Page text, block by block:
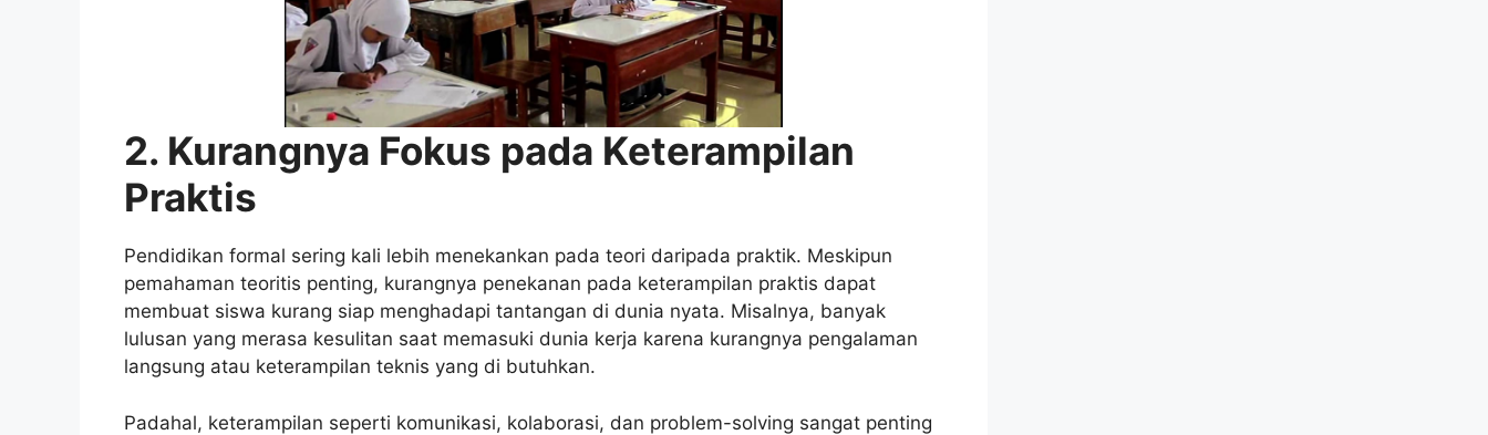
2. Kurangnya Fokus pada Keterampilan
Praktis
Pendidikan formal sering kali lebih menekankan pada teori daripada praktik. Meskipun
pemahaman teoritis penting, kurangnya penekanan pada keterampilan praktis dapat
membuat siswa kurang siap menghadapi tantangan di dunia nyata. Misalnya, banyak
lulusan yang merasa kesulitan saat memasuki dunia kerja karena kurangnya pengalaman
langsung atau keterampilan teknis yang di butuhkan.
Padahal, keterampilan seperti komunikasi, kolaborasi, dan problem-solving sangat penting